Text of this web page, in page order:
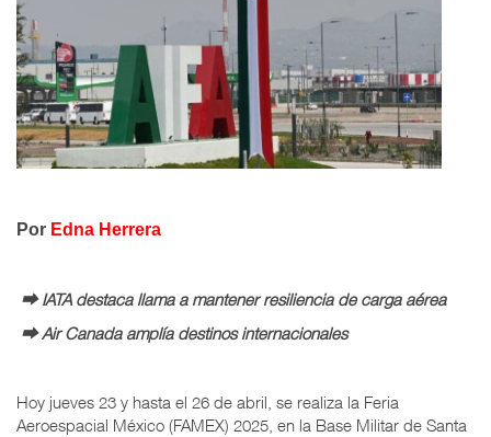
Por Edna Herrera
⮕ IATA destaca llama a mantener resiliencia de carga aérea
⮕ Air Canada amplía destinos internacionales
Hoy jueves 23 y hasta el 26 de abril, se realiza la Feria
Aeroespacial México (FAMEX) 2025, en la Base Militar de Santa